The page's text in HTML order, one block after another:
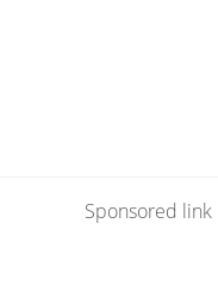
Sponsored link